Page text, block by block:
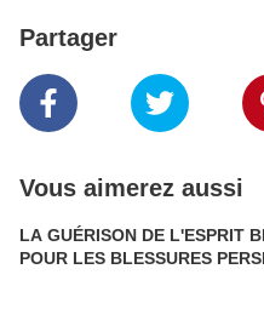
Partager
Vous aimerez aussi
LA GUÉRISON DE L'ESPRIT
POUR LES BLESSURES